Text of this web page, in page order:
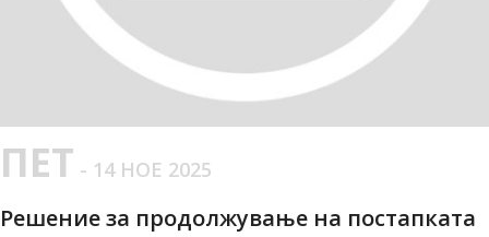
ПЕТ - 14 НОЕ 2025
Решение за продолжување на постапката